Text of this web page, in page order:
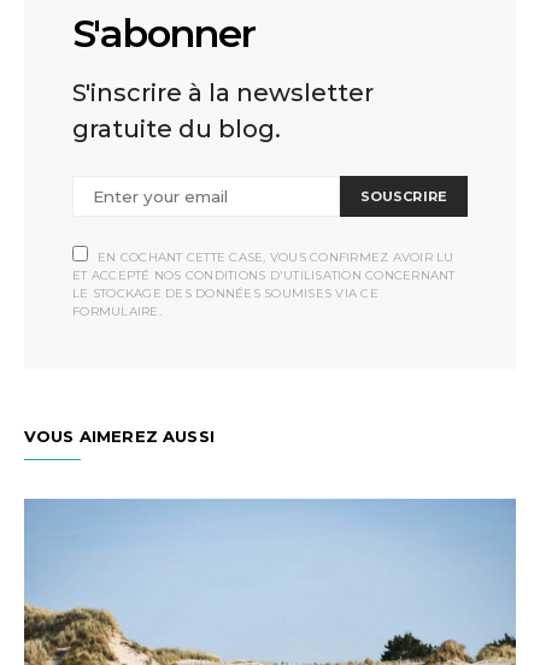
S'abonner
S'inscrire à la newsletter
gratuite du blog.
SOUSCRIRE
EN COCHANT CETTE CASE, VOUS CONFIRMEZ AVOIR LU
ET ACCEPTÉ NOS CONDITIONS D'UTILISATION CONCERNANT
LE STOCKAGE DES DONNÉES SOUMISES VIA CE
FORMULAIRE.
VOUS AIMEREZ AUSSI